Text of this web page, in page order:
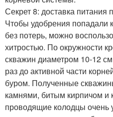
Секрет 8: доставка питания
Чтобы удобрения попадали
без потерь, можно
хитростью. По окружности
скважин диаметром 10-12
раз до активной части
буром. Полученные
камнями, битым кирпичом и
проводящие колодцы очень